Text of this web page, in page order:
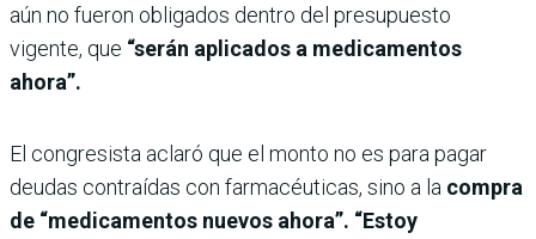
aún no fueron obligados dentro del presupuesto
vigente, que “serán aplicados a medicamentos
ahora”.
El congresista aclaró que el monto no es para pagar
deudas contraídas con farmacéuticas, sino a la compra
de “medicamentos nuevos ahora”. “Estoy